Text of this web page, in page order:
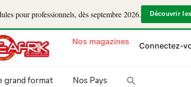
pour professionnels, dès septembre 2026. Découvrir
Nos magazines Connectez-
grand format Nos Pays